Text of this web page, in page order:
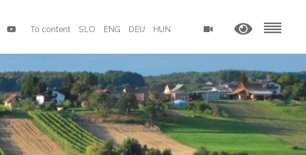
To content SLO ENG DEU HUN